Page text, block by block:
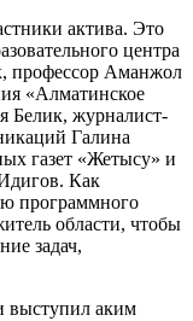
актива. Это
центра
профессор Аманжол
«Алматинское
Белик, журналист-
Галина
газет «Жетысу» и
Как
программного
области, чтобы
задач,
выступил аким